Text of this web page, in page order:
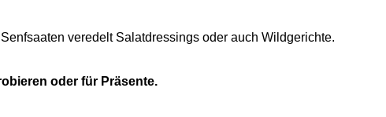
veredelt Salatdressings oder auch Wildgerichte.
oder für Präsente.